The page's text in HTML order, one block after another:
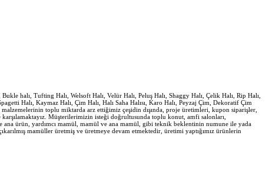
halı, Tufting Halı, Welsoft Halı, Velür Halı, Peluş Halı, Shaggy Halı, Çelik Halı, Rip Halı,
Halı, Kaymaz Halı, Çim Halı, Halı Saha Halısı, Karo Halı, Peyzaj Çim, Dekoratif Çim
toplu miktarda arz ettiğimiz çeşidin dışında, proje üretimleri, kupon siparişler,
Müşterilerimizin isteği doğrultusunda toplu konut, amfi salonları,
ana ürün, yardımcı mamül, mamül ve ana mamül, gibi teknik beklentinin numune ile yada
mamüller üretmiş ve üretmeye devam etmektedir, üretimi yaptığımız ürünlerin